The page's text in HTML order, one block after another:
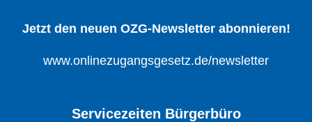
Jetzt den neuen OZG-Newsletter abonnieren!
www.onlinezugangsgesetz.de/newsletter
Servicezeiten Bürgerbüro